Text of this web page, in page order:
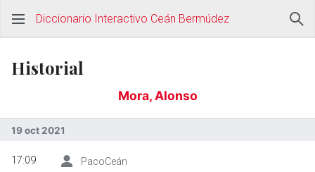
Diccionario Interactivo Ceán Bermúdez
Historial
Mora, Alonso
19 oct 2021
PacoCeán
17:09